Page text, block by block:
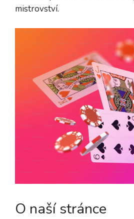
mistrovství.
O naší stránce